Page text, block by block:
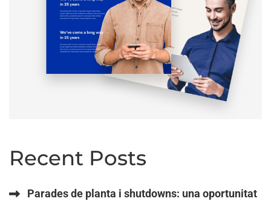
Recent Posts
Parades de planta i shutdowns: una oportunitat